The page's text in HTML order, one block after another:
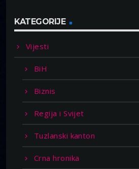
KATEGORIJE
Vijesti
BiH
Biznis
Regija i Svijet
Tuzlanski kanton
Crna hronika